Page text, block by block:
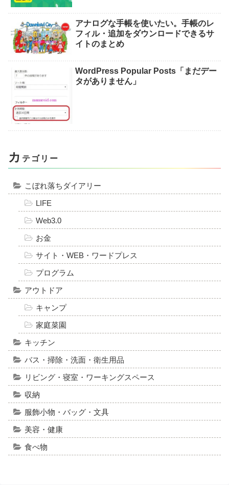
アナログな手帳を使いたい。手帳のレ
フィル・追加をダウンロードできるサ
イトのまとめ
WordPress Popular Posts「まだデー
タがありません」
カ テゴリー
こぼれ落ちダイアリー
LIFE
Web3.0
お金
サイト・WEB・ワードプレス
プログラム
アウトドア
キャンプ
家庭菜園
キッチン
バス・掃除・洗面・衛生用品
リビング・寝室・ワーキングスペース
収納
服飾小物・バッグ・文具
美容・健康
食べ物